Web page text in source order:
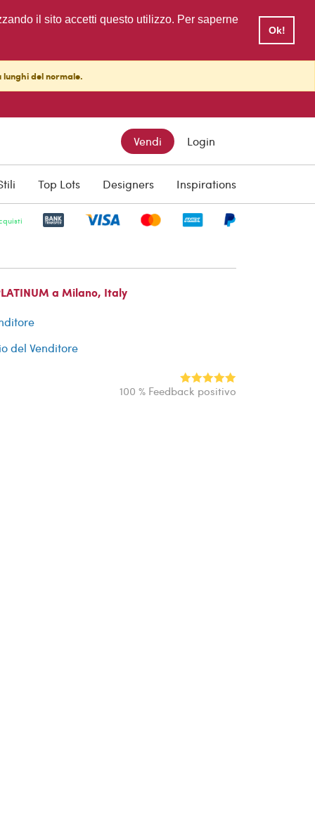
il sito accetti questo utilizzo. Per saperne
Ok!
del normale.
Vendi Login
Top Lots Designers Inspirations
Scrivi al Venditore
a Milano, Italy
del Venditore
100 % Feedback positivo